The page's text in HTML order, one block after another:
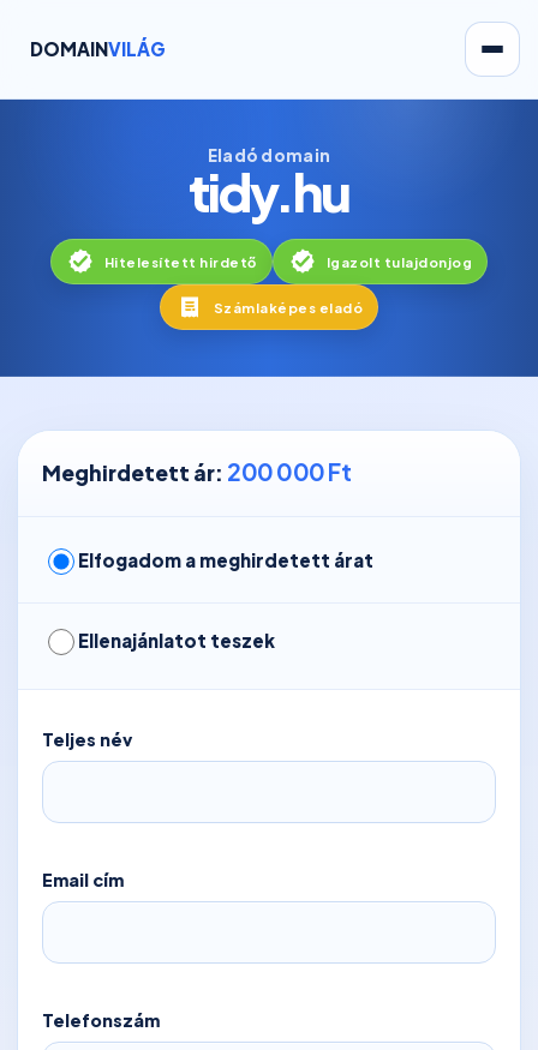
DOMAINVILÁG
Eladó domain
tidy.hu
Hitelesített hirdető Igazolt tulajdonjog
Számlaképes eladó
Meghirdetett ár: 200 000 Ft
Elfogadom a meghirdetett árat
Ellenajánlatot teszek
Teljes név
Email cím
Telefonszám